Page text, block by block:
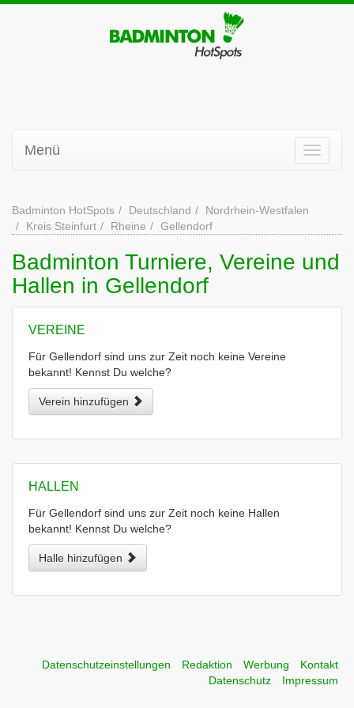
Menü
Badminton HotSpots Deutschland
Nordrhein-Westfalen
Kreis Steinfurt
Rheine Gellendorf
Badminton Turniere, Vereine und
Hallen in Gellendorf
VEREINE
Für Gellendorf sind uns zur Zeit noch keine Vereine
bekannt! Kennst Du welche?
Verein hinzufügen
HALLEN
Für Gellendorf sind uns zur Zeit noch keine Hallen
bekannt! Kennst Du welche?
Halle hinzufügen
Datenschutzeinstellungen Redaktion Werbung
Kontakt
Datenschutz
Impressum